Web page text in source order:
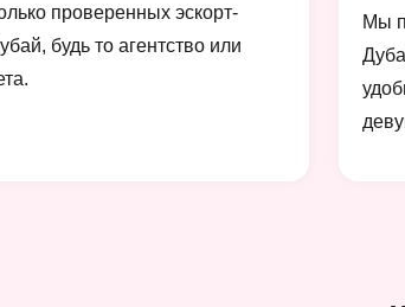
проверенных эскорт-
будь то агентство или
Мы